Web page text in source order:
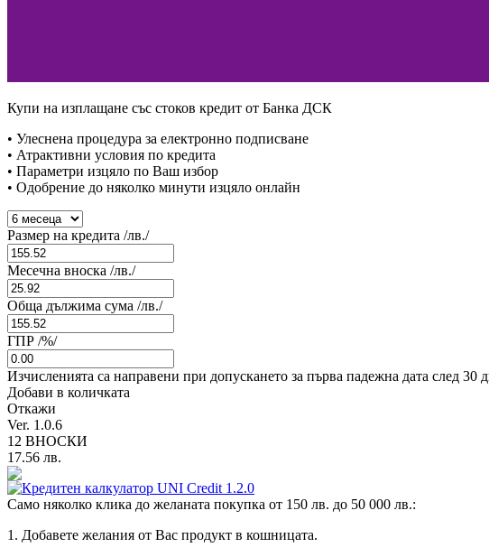
Купи на изплащане със стоков кредит от Банка ДСК
• Улеснена процедура за електронно подписване
• Атрактивни условия по кредита
• Параметри изцяло по Ваш избор
• Одобрение до няколко минути изцяло онлайн
Размер на кредита /лв./
Месечна вноска /лв./
Обща дължима сума /лв./
ГПР /%/
Изчисленията са направени при допускането за първа падежна дата след
Добави в количката
Откажи
Ver. 1.0.6
12 ВНОСКИ
17.56 лв.
Само няколко клика до желаната покупка от 150 лв. до 50 000 лв.:
1. Добавете желания от Вас продукт в кошницата.